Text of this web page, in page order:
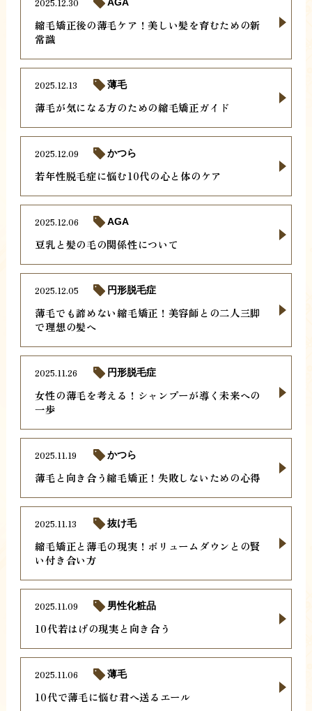
縮毛矯正後の薄毛ケア！美しい髪を育むための新
常識
2025.12.30 AGA
薄毛が気になる方のための縮毛矯正ガイド
2025.12.13 薄毛
若年性脱毛症に悩む10代の心と体のケア
2025.12.09 かつら
豆乳と髪の毛の関係性について
2025.12.06 AGA
薄毛でも諦めない縮毛矯正！美容師との二人三脚
で理想の髪へ
2025.12.05 円形脱毛症
女性の薄毛を考える！シャンプーが導く未来への
一歩
2025.11.26 円形脱毛症
薄毛と向き合う縮毛矯正！失敗しないための心得
2025.11.19 かつら
縮毛矯正と薄毛の現実！ボリュームダウンとの賢
い付き合い方
2025.11.13 抜け毛
10代若はげの現実と向き合う
2025.11.09 男性化粧品
10代で薄毛に悩む君へ送るエール
2025.11.06 薄毛